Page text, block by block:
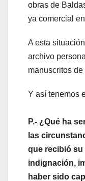
obras de
ya comercial
A esta
archivo
manuscritos de
Y así tenemos
P.- ¿Qué ha
las
que recibió su
indignación,
haber sido